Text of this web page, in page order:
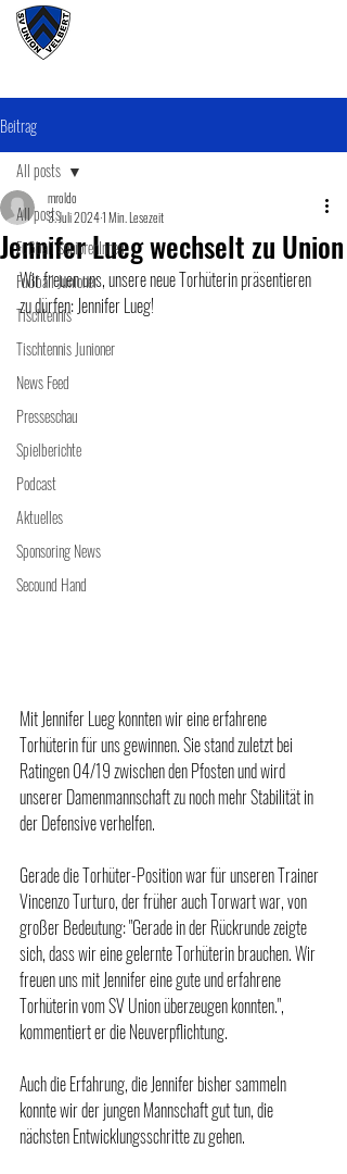
Beitrag
All posts
Fußball SeniorenInnen
Fußball Junioner
Tischtennis
Tischtennis Junioner
News Feed
Presseschau
Spielberichte
Podcast
Aktuelles
Sponsoring News
Secound Hand
All posts
Jennifer Lueg wechselt zu Union
mroldo
3. Juli 20241 Min. Lesezeit
Wir freuen uns, unsere neue Torhüterin präsentieren
zu dürfen: Jennifer Lueg!
Mit Jennifer Lueg konnten wir eine erfahrene
Torhüterin für uns gewinnen. Sie stand zuletzt bei
Ratingen 04/19 zwischen den Pfosten und wird
unserer Damenmannschaft zu noch mehr Stabilität in
der Defensive verhelfen.
Gerade die Torhüter-Position war für unseren Trainer
Vincenzo Turturo, der früher auch Torwart war, von
großer Bedeutung: "Gerade in der Rückrunde zeigte
sich, dass wir eine gelernte Torhüterin brauchen. Wir
freuen uns mit Jennifer eine gute und erfahrene
Torhüterin vom SV Union überzeugen konnten.",
kommentiert er die Neuverpflichtung.
Auch die Erfahrung, die Jennifer bisher sammeln
konnte wir der jungen Mannschaft gut tun, die
nächsten Entwicklungsschritte zu gehen.